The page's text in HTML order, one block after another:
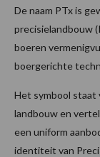
De naam PTx is
precisielandbouw
boeren
boergerichte
Het symbool staat
landbouw en
een uniform
identiteit van